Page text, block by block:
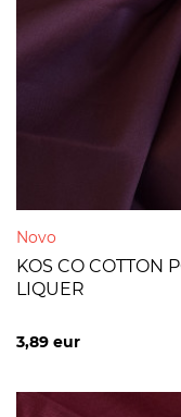
Novo
KOS CO COTTON
LIQUER
3,89 eur